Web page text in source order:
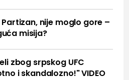
nije moglo gore –
misija?
zbog srpskog UFC
i skandalozno!" VIDEO